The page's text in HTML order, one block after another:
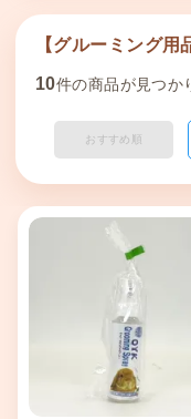
【グルーミング
10件の商品が見つか
おすすめ順